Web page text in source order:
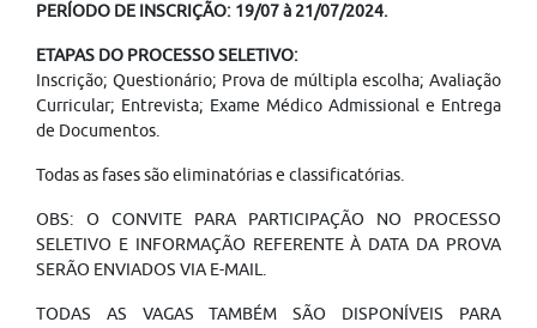
PERÍODO DE INSCRIÇÃO: 19/07 à 21/07/2024.
ETAPAS DO PROCESSO SELETIVO:
Inscrição; Questionário; Prova de múltipla escolha; Avaliação
Curricular; Entrevista; Exame Médico Admissional e Entrega
de Documentos.
Todas as fases são eliminatórias e classificatórias.
OBS: O CONVITE PARA PARTICIPAÇÃO NO PROCESSO
SELETIVO E INFORMAÇÃO REFERENTE À DATA DA PROVA
SERÃO ENVIADOS VIA E-MAIL.
TODAS AS VAGAS TAMBÉM SÃO DISPONÍVEIS PARA